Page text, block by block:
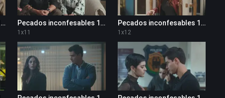
Pecados inconfesables 1x10 Pecados inconfesables 1x11
1 x11
Pecados inconfesables 1x12
1 x12